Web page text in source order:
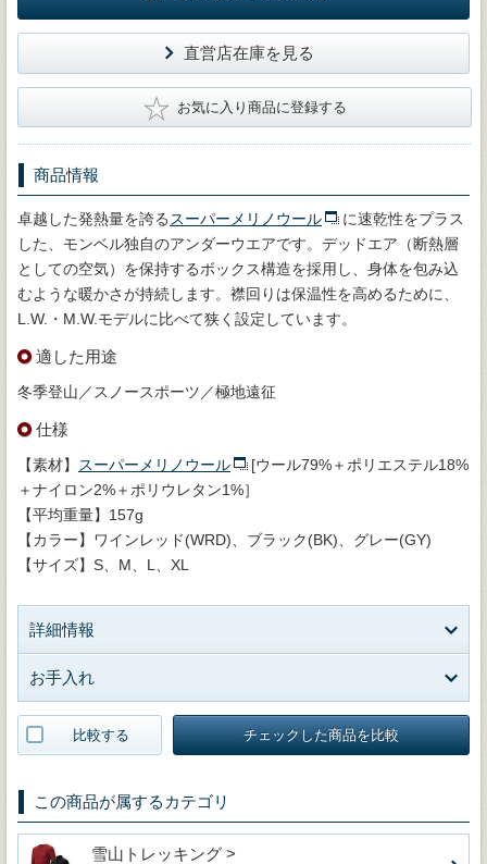
直営店在庫を見る
★ お気に入り商品に登録する
商品情報
卓越した発熱量を誇る スーパーメリノウール
に速乾性をプラス
した、モンベル独自のアンダーウエアです。デッドエア（断熱層
としての空気）を保持するボックス構造を採用し、身体を包み込
むような暖かさが持続します。襟回りは保温性を高めるために、
L.W.・M.W.モデルに比べて狭く設定しています。
適した用途
冬季登山／スノースポーツ／極地遠征
仕様
【素材】 スーパーメリノウール
[ウール79%＋ポリエステル18%
＋ナイロン2%＋ポリウレタン1%］
【平均重量】157g
【カラー】ワインレッド(WRD)、ブラック(BK)、グレー(GY)
【サイズ】S、M、L、XL
詳細情報
お手入れ
比較する チェックした商品を比較
この商品が属するカテゴリ
雪山トレッキング >